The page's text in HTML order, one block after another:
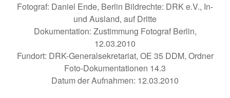
Fotograf: Daniel Ende, Berlin Bildrechte: DRK e.V., In-
und Ausland, auf Dritte
Dokumentation: Zustimmung Fotograf Berlin,
12.03.2010
Fundort: DRK-Generalsekretariat, OE 35 DDM, Ordner
Foto-Dokumentationen 14.3
Datum der Aufnahmen: 12.03.2010